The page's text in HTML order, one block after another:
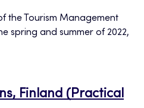
the Tourism Management
spring and summer of 2022,
Finland (Practical